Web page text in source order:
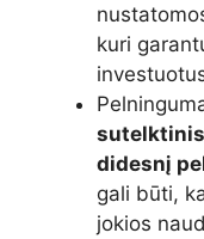
kuri
didesnį
gali būti,
jokios